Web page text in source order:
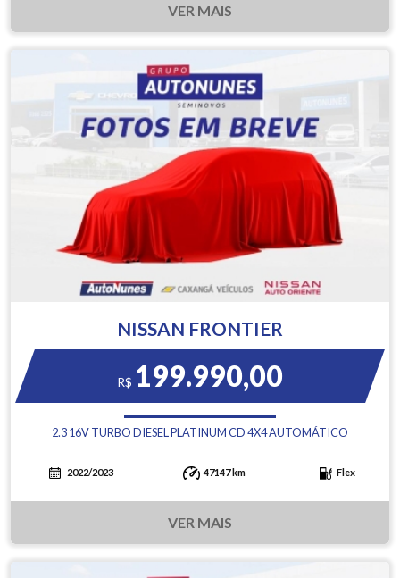
VER MAIS
NISSAN FRONTIER
R$ 199.990,00
2.3 16V TURBO DIESEL PLATINUM CD 4X4 AUTOMÁTICO
2022/2023 47147 km Flex
VER MAIS